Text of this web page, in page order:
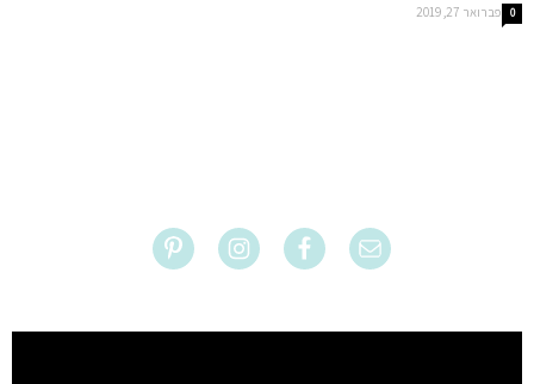
פברואר 27, 2019 0